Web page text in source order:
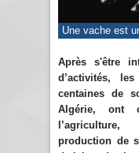
Une vache est
Après s'être
d’activités,
centaines de
Algérie, ont
production de